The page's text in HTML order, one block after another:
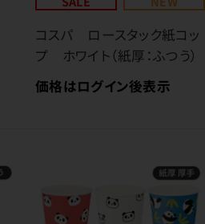
コスパ ロースタック紙コッ
プ ホワイト（紙厚：ふつう）
価格はログイン後表示